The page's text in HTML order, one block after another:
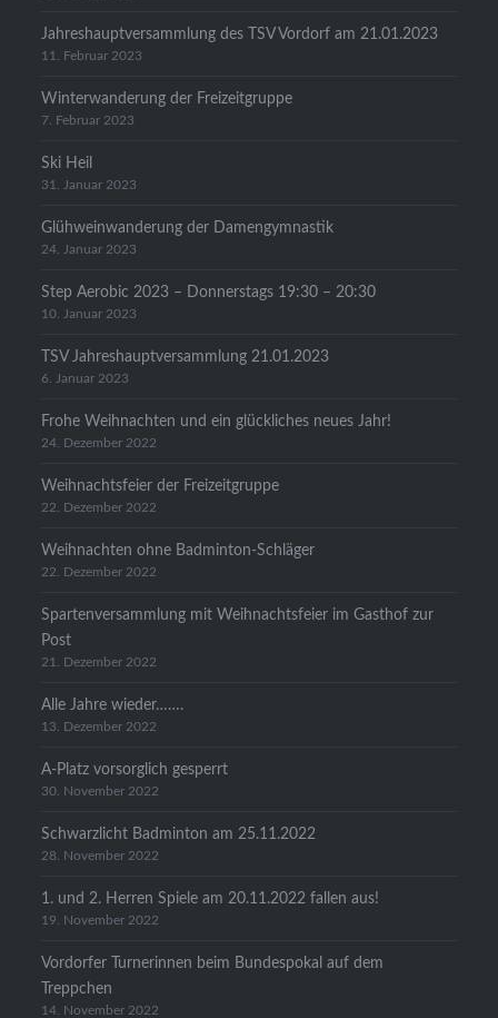
Jahreshauptversammlung des TSV Vordorf am 21.01.2023
11. Februar 2023
Winterwanderung der Freizeitgruppe
7. Februar 2023
Ski Heil
31. Januar 2023
Glühweinwanderung der Damengymnastik
24. Januar 2023
Step Aerobic 2023 – Donnerstags 19:30 – 20:30
10. Januar 2023
TSV Jahreshauptversammlung 21.01.2023
6. Januar 2023
Frohe Weihnachten und ein glückliches neues Jahr!
24. Dezember 2022
Weihnachtsfeier der Freizeitgruppe
22. Dezember 2022
Weihnachten ohne Badminton-Schläger
22. Dezember 2022
Spartenversammlung mit Weihnachtsfeier im Gasthof zur
Post
21. Dezember 2022
Alle Jahre wieder…….
13. Dezember 2022
A-Platz vorsorglich gesperrt
30. November 2022
Schwarzlicht Badminton am 25.11.2022
28. November 2022
1. und 2. Herren Spiele am 20.11.2022 fallen aus!
19. November 2022
Vordorfer Turnerinnen beim Bundespokal auf dem
Treppchen
14. November 2022